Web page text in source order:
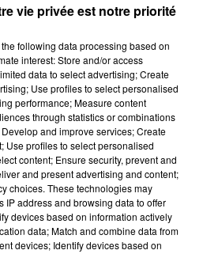
Explications deRichard
l’AFPA de Metz, et délégué
surtout lemanque de
A ce jour, aucune
Ils lancent alors un
au préfet de la région Grand
vie privée est notre priorité
following data processing based on
interest: Store and/or access
data to select advertising; Create
Use profiles to select personalised
performance; Measure content
through statistics or combinations
and improve services; Create
Use profiles to select personalised
content; Ensure security, prevent and
and present advertising and content;
choices. These technologies may
IP address and browsing data to offer
devices based on information actively
data; Match and combine data from
devices; Identify devices based on